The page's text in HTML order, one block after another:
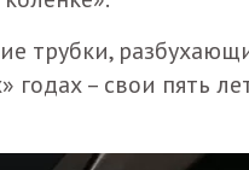
трубки,
годах – свои пять